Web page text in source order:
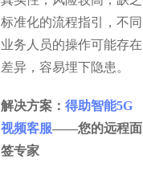
标准化的流程指引，不同
业务人员的操作可能存在
差异，容易埋下隐患。
解决方案：得助智能5G
视频客服——您的远程面
签专家